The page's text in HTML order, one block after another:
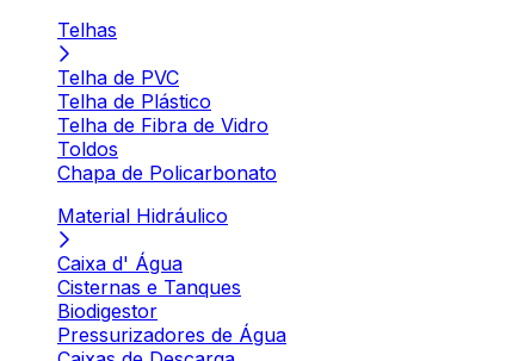
Telhas
Telha de PVC
Telha de Plástico
Telha de Fibra de Vidro
Toldos
Chapa de Policarbonato
Material Hidráulico
Caixa d' Água
Cisternas e Tanques
Biodigestor
Pressurizadores de Água